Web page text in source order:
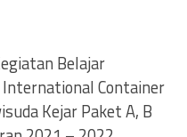
Belajar
Container
Kejar Paket A, B